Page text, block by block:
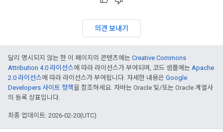
의견 보내기
달리 명시되지 않는 한 이 페이지의 콘텐츠에는 Creative Commons
Attribution 4.0 라이선스에 따라 라이선스가 부여되며, 코드 샘플에는 Apache
2.0 라이선스에 따라 라이선스가 부여됩니다. 자세한 내용은 Google
Developers 사이트 정책을 참조하세요. 자바는 Oracle 및/또는 Oracle 계열사
의 등록 상표입니다.
최종 업데이트: 2026-02-20(UTC)